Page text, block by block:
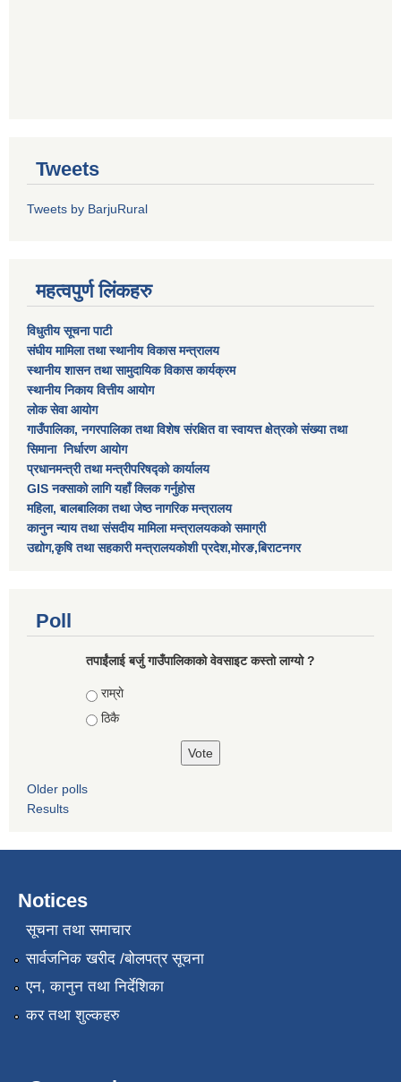
Tweets
Tweets by BarjuRural
महत्वपुर्ण लिंकहरु
विधुतीय सूचना पाटी
संघीय मामिला तथा स्थानीय विकास मन्त्रालय
स्थानीय शासन तथा सामुदायिक विकास कार्यक्रम
स्थानीय निकाय वित्तीय आयोग
लोक सेवा आयोग
गाउँपालिका, नगरपालिका तथा विशेष स‌ंरक्षित वा स्वायत्त क्षेत्रकाे स‌ंख्या तथा
सिमाना निर्धारण आयाेग
प्रधानमन्त्री तथा मन्त्रीपरिषद्को कार्यालय
GIS नक्साको लागि यहाँ क्लिक गर्नुहोस
महिला, बालबालिका तथा जेष्ठ नागरिक मन्त्रालय
कानुन न्याय तथा संसदीय मामिला मन्त्रालयकको समाग्री
उद्योग,कृषि तथा सहकारी मन्त्रालयकोशी प्रदेश,मोरङ,बिराटनगर
Poll
तपाईंलाई बर्जु गाउँपालिकाको वेवसाइट कस्तो लाग्यो ?
Choices
राम्राे
ठिकै
Older polls
Results
Notices
सूचना तथा समाचार
सार्वजनिक खरीद /बोलपत्र सूचना
एन, कानुन तथा निर्देशिका
कर तथा शुल्कहरु